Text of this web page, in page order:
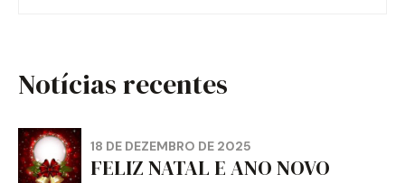
Notícias recentes
18 DE DEZEMBRO DE 2025
FELIZ NATAL E ANO NOVO